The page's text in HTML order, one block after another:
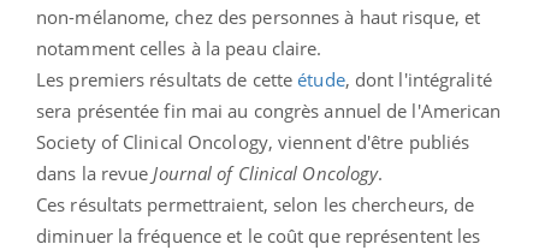
non-mélanome, chez des personnes à haut risque, et
notamment celles à la peau claire.
Les premiers résultats de cetteétude, dont l'intégralité
sera présentée fin mai au congrès annuel de l'American
Society of Clinical Oncology, viennent d'être publiés
dans la revueJournal of Clinical Oncology.
Ces résultats permettraient, selon les chercheurs, de
diminuer la fréquence et le coût que représentent les